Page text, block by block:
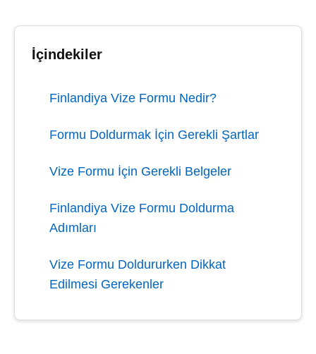
İçindekiler
Finlandiya Vize Formu Nedir?
Formu Doldurmak İçin Gerekli Şartlar
Vize Formu İçin Gerekli Belgeler
Finlandiya Vize Formu Doldurma
Adımları
Vize Formu Doldururken Dikkat
Edilmesi Gerekenler